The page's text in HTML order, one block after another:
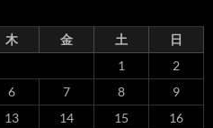
木 金 土
日
1
2
6 7 8
9
13 14 15
16